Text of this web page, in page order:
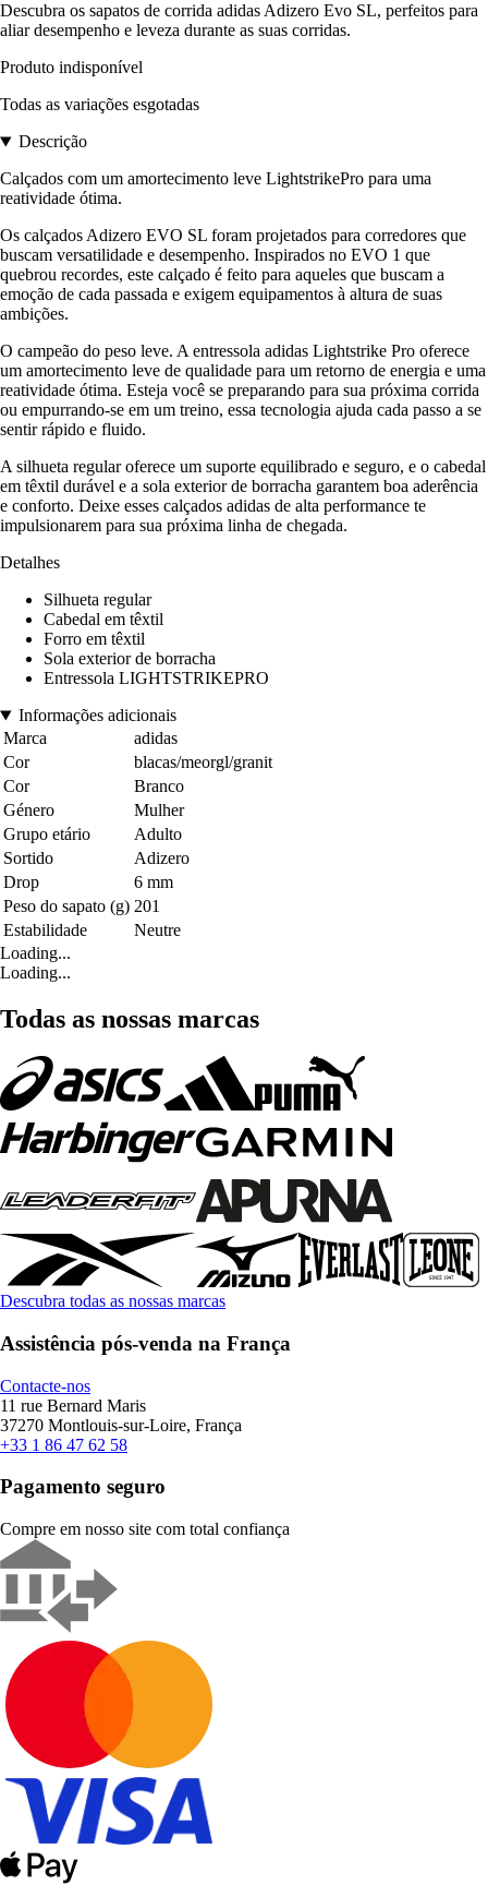
Descubra os sapatos de corrida adidas Adizero Evo SL, perfeitos para
aliar desempenho e leveza durante as suas corridas.
Produto indisponível
Todas as variações esgotadas
Descrição
Calçados com um amortecimento leve LightstrikePro para uma
reatividade ótima.
Os calçados Adizero EVO SL foram projetados para corredores que
buscam versatilidade e desempenho. Inspirados no EVO 1 que
quebrou recordes, este calçado é feito para aqueles que buscam a
emoção de cada passada e exigem equipamentos à altura de suas
ambições.
O campeão do peso leve. A entressola adidas Lightstrike Pro oferece
um amortecimento leve de qualidade para um retorno de energia e uma
reatividade ótima. Esteja você se preparando para sua próxima corrida
ou empurrando-se em um treino, essa tecnologia ajuda cada passo a se
sentir rápido e fluido.
A silhueta regular oferece um suporte equilibrado e seguro, e o cabedal
em têxtil durável e a sola exterior de borracha garantem boa aderência
e conforto. Deixe esses calçados adidas de alta performance te
impulsionarem para sua próxima linha de chegada.
Detalhes
Silhueta regular
Cabedal em têxtil
Forro em têxtil
Sola exterior de borracha
Entressola LIGHTSTRIKEPRO
Informações adicionais
Marca
adidas
Cor
blacas/meorgl/granit
Cor
Branco
Género
Mulher
Grupo etário
Adulto
Sortido
Adizero
Drop
6 mm
Peso do sapato (g) 201
Estabilidade
Neutre
Loading...
Loading...
Todas as nossas marcas
Descubra todas as nossas marcas
Assistência pós-venda na França
Contacte-nos
11 rue Bernard Maris
37270 Montlouis-sur-Loire, França
+33 1 86 47 62 58
Pagamento seguro
Compre em nosso site com total confiança